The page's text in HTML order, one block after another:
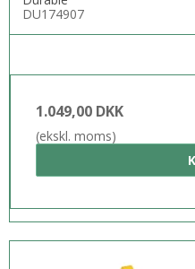
DU174907
1.049,00 DKK
(ekskl. moms)